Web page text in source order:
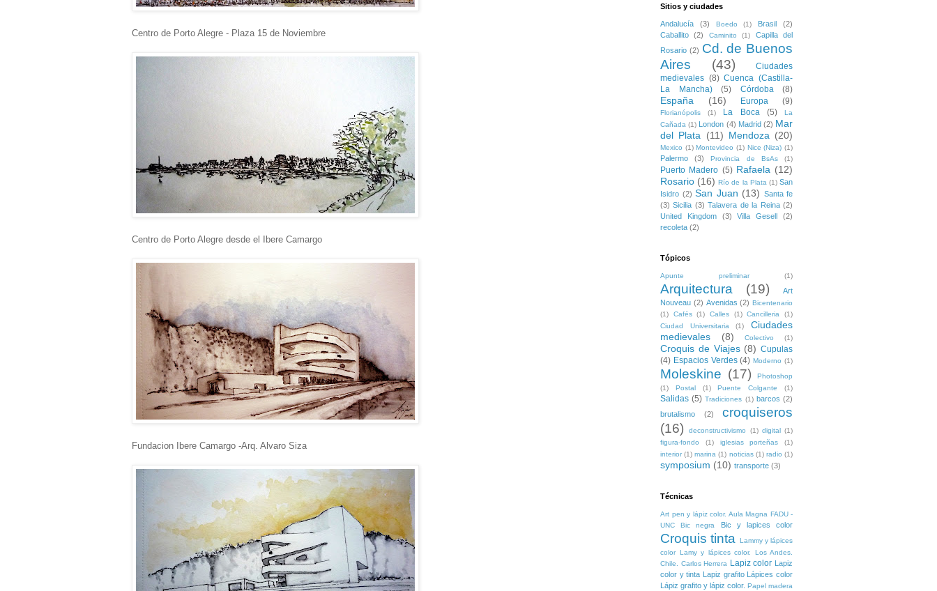
Centro de Porto Alegre - Plaza 15 de Noviembre
Centro de Porto Alegre desde el Ibere Camargo
Fundacion Ibere Camargo -Arq. Alvaro Siza
Sitios y ciudades
Andalucía (3) Boedo (1) Brasil
(2)
Caballito
(2) Caminito (1)
Capilla del
Rosario (2) Cd. de Buenos
Aires
(43)
Ciudades
medievales (8) Cuenca (Castilla-
La Mancha)
(5) Córdoba (8)
España (16) Europa (9)
Florianópolis (1) La Boca (5)
La
Cañada (1) London (4) Madrid (2) Mar
del Plata (11) Mendoza (20)
Mexico (1) Montevideo (1) Nice (Niza) (1)
Palermo (3) Provincia de BsAs (1)
Puerto Madero (5) Rafaela (12)
Rosario (16) Río de la Plata (1) San
Isidro (2) San Juan (13) Santa fe
(3) Sicilia (3) Talavera de la Reina (2)
United Kingdom
(3) Villa Gesell
(2)
recoleta (2)
Tópicos
Apunte preliminar (1)
Arquitectura (19)
Art
Nouveau (2) Avenidas (2) Bicentenario
(1)
Cafés (1) Calles (1) Cancilleria
(1)
Ciudad Universitaria
(1)
Ciudades
medievales
(8) Colectivo (1)
Croquis de Viajes (8) Cupulas
(4) Espacios Verdes (4) Moderno (1)
Moleskine (17)
Photoshop
(1)
Postal (1) Puente Colgante (1)
Salidas (5) Tradiciones (1) barcos (2)
brutalismo
(2)
croquiseros
(16)
deconstructivismo (1) digital
(1)
figura-fondo
(1) iglesias porteñas
(1)
interior (1) marina (1) noticias (1) radio (1)
symposium (10) transporte (3)
Técnicas
Art pen y lápiz color. Aula Magna FADU -
UNC
Bic negra Bic y lapices color
Croquis tinta
Lammy y lápices
color
Lamy y lápices color. Los Andes.
Chile. Carlos Herrera Lapiz color
Lapiz
color y tinta
Lapiz grafito
Lápices color
Lápiz grafito y lápiz color. Papel madera